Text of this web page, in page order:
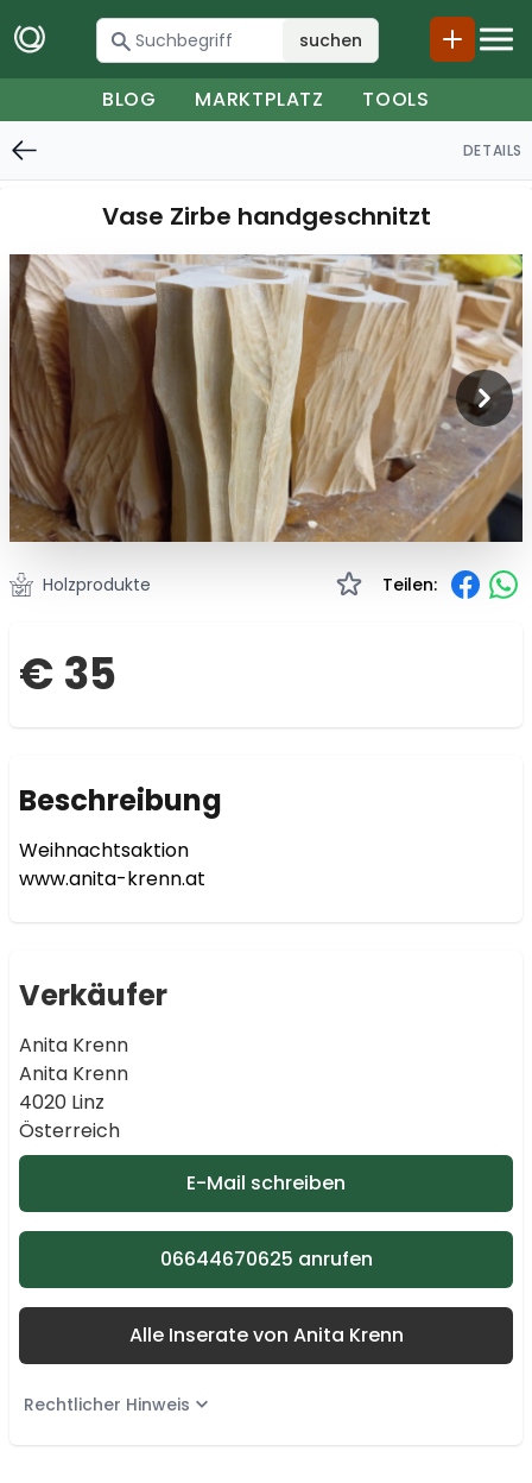
suchen
BLOG MARKTPLATZ TOOLS
DETAILS
Vase Zirbe handgeschnitzt
Holzprodukte Teilen:
€ 35
Beschreibung
Weihnachtsaktion
www.anita-krenn.at
Verkäufer
Anita Krenn
Anita Krenn
4020 Linz
Österreich
E-Mail schreiben
06644670625 anrufen
Alle Inserate von Anita Krenn
Rechtlicher Hinweis